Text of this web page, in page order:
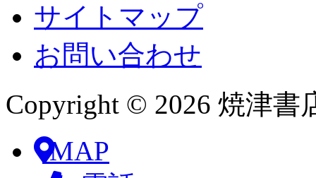
サイトマップ
お問い合わせ
Copyright © 2026 焼津書
MAP